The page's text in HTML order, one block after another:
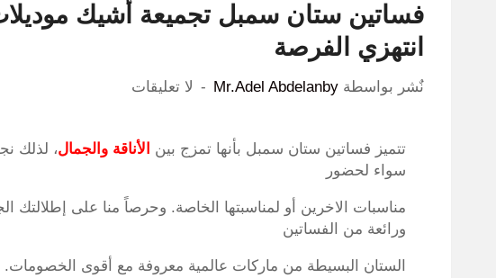
انتهزي الفرصة
نٌشر بواسطة Mr.Adel Abdelanby لا تعليقات
تتميز فساتين ستان سمبل بأنها تمزج بين الأناقة والجمال، لذلك
سواء لحضور
مناسبات الاخرين أو لمناسبتها الخاصة. وحرصاً منا على إطلالتك
ورائعة من الفساتين
الستان البسيطة من ماركات عالمية معروفة مع أقوى الخصومات.